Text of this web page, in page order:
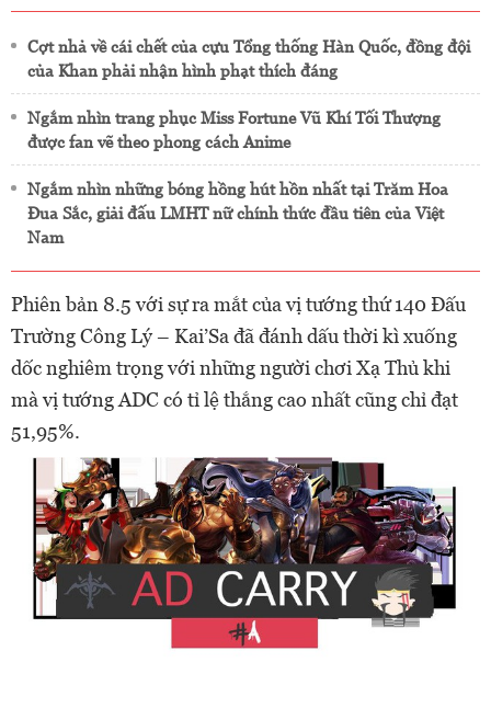
Cợt nhả về cái chết của cựu Tổng thống Hàn Quốc, đồng đội
của Khan phải nhận hình phạt thích đáng
Ngắm nhìn trang phục Miss Fortune Vũ Khí Tối Thượng
được fan vẽ theo phong cách Anime
Ngắm nhìn những bóng hồng hút hồn nhất tại Trăm Hoa
Đua Sắc, giải đấu LMHT nữ chính thức đầu tiên của Việt
Nam
Phiên bản 8.5 với sự ra mắt của vị tướng thứ 140 Đấu
Trường Công Lý – Kai’Sa đã đánh dấu thời kì xuống
dốc nghiêm trọng với những người chơi Xạ Thủ khi
mà vị tướng ADC có tỉ lệ thắng cao nhất cũng chỉ đạt
51,95%.